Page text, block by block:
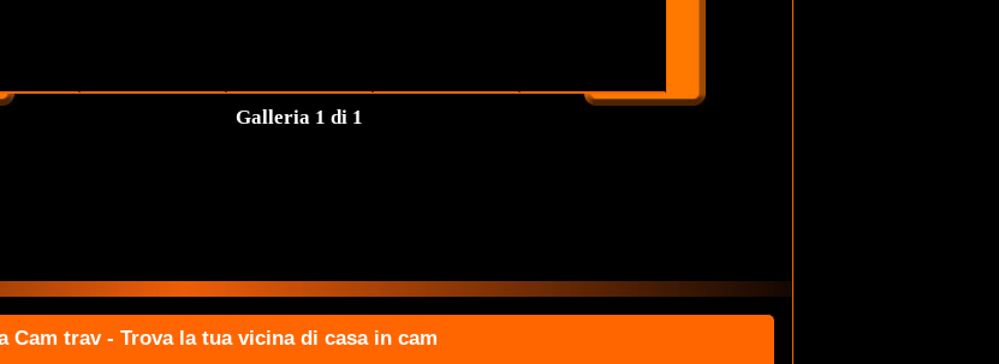
Galleria 1 di 1
Cam trav - Trova la tua vicina di casa in cam